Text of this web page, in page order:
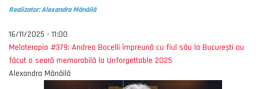
Realizator: Alexandra Mănăilă
16/11/2025 - 11:00
Meloterapia #379: Andrea Bocelli împreună cu fiul său la București au
făcut o seară memorabilă la Unforgettable 2025
Alexandra Mănăilă